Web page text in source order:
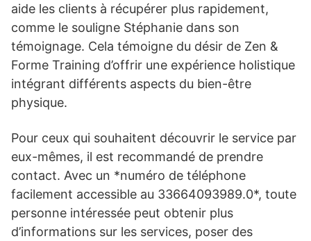
aide les clients à récupérer plus rapidement,
comme le souligne Stéphanie dans son
témoignage. Cela témoigne du désir de Zen &
Forme Training d’offrir une expérience holistique
intégrant différents aspects du bien-être
physique.
Pour ceux qui souhaitent découvrir le service par
eux-mêmes, il est recommandé de prendre
contact. Avec un *numéro de téléphone
facilement accessible au 33664093989.0*, toute
personne intéressée peut obtenir plus
d’informations sur les services, poser des